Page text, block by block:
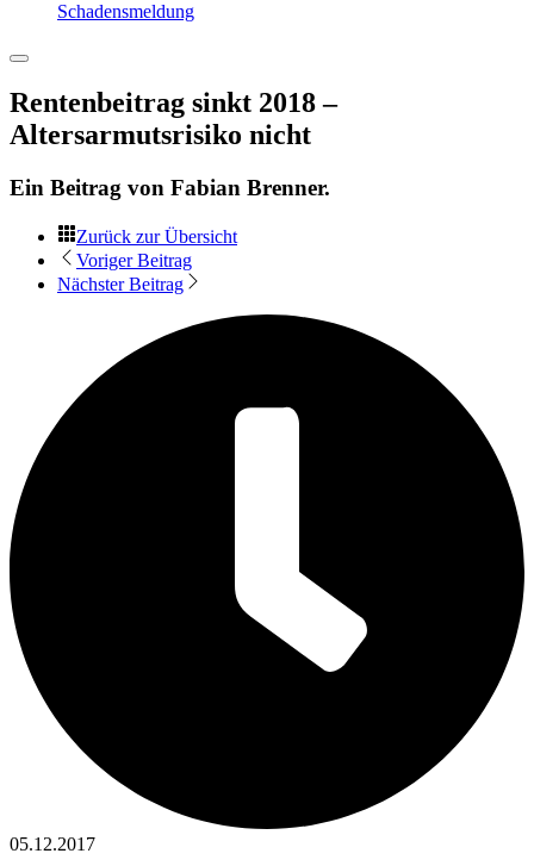
Schadensmeldung
Rentenbeitrag sinkt 2018 –
Altersarmutsrisiko nicht
Ein Beitrag von Fabian Brenner.
Zurück zur Übersicht
Voriger Beitrag
Nächster Beitrag
05.12.2017